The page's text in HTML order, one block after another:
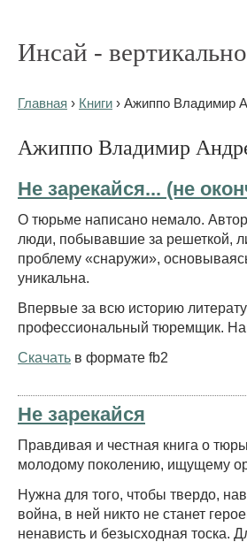
Инсай -
Главная › Книги › Ажиппо Владимир
Ажиппо Владимир
Не зарекайся... (не
О тюрьме написано немало.
люди, побывавшие за решеткой,
проблему «снаружи»,
уникальна.
Впервые за всю историю
профессиональный тюремщик.
Скачать в формате fb2
Не зарекайся
Правдивая и честная книга о
молодому поколению, ищущему
Нужна для того, чтобы твердо,
война, в ней никто не станет
ненависть и безысходная тоска.